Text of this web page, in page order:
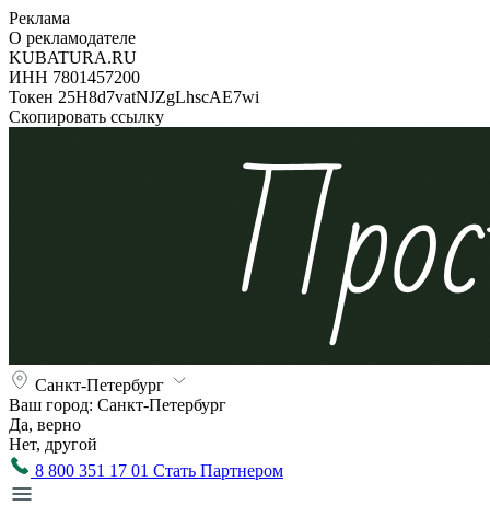
Реклама
О рекламодателе
KUBATURA.RU
ИНН 7801457200
Токен 25H8d7vatNJZgLhscAE7wi
Скопировать ссылку
Санкт-Петербург
Ваш город: Санкт-Петербург
Да, верно
Нет, другой
8 800 351 17 01 Стать Партнером